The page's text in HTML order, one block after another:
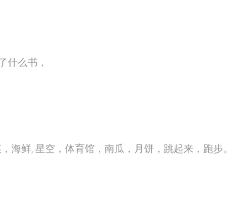
什么书，
海鲜, 星空，体育馆，南瓜，月饼，跳起来，跑步。